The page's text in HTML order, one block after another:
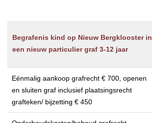
Begrafenis kind op Nieuw Bergklooster in
een nieuw particulier graf 3-12 jaar
Eénmalig aankoop grafrecht € 700, openen
en sluiten graf inclusief plaatsingsrecht
grafteken/ bijzetting € 450